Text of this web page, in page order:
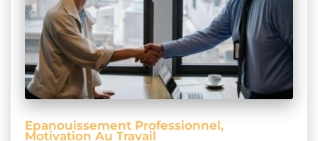
Epanouissement Professionnel
Motivation Au Travail